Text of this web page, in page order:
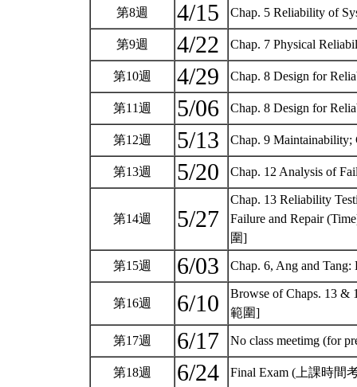
第8週 4/15 Chap. 5 Reliability of
第9週 4/22 Chap. 7 Physical
第10週 4/29 Chap. 8 Design for
第11週 5/06 Chap. 8 Design for
第12週 5/13 Chap. 9
第13週 5/20 Chap. 12 Analysis of
第14週 5/27
Chap. 13 Reliability
Failure and Repair
圍]
第15週 6/03 Chap. 6, Ang and
第16週 6/10
Browse of Chaps. 13
範圍]
第17週 6/17 No class meetimg (for
第18週 6/24 Final Exam (上課時間